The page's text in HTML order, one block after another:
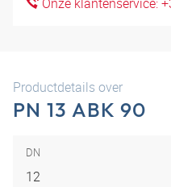
Productdetails over
PN 13 ABK 90
DN
12